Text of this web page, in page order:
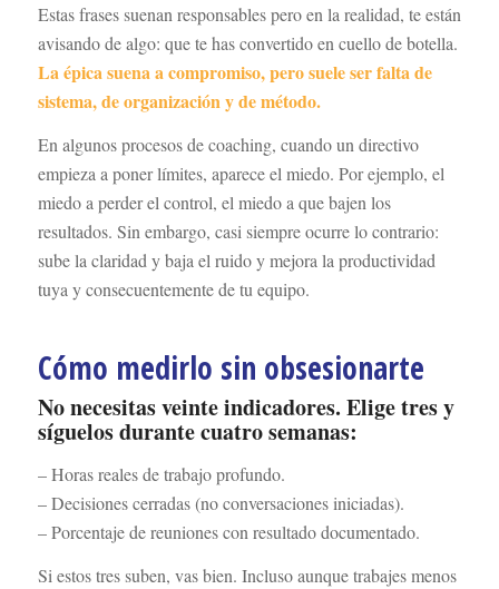
Estas frases suenan responsables pero en la realidad, te están
avisando de algo: que te has convertido en cuello de botella.
La épica suena a compromiso, pero suele ser falta de
sistema, de organización y de método.
En algunos procesos de coaching, cuando un directivo
empieza a poner límites, aparece el miedo. Por ejemplo, el
miedo a perder el control, el miedo a que bajen los
resultados. Sin embargo, casi siempre ocurre lo contrario:
sube la claridad y baja el ruido y mejora la productividad
tuya y consecuentemente de tu equipo.
Cómo medirlo sin obsesionarte
No necesitas veinte indicadores. Elige tres y
síguelos durante cuatro semanas:
– Horas reales de trabajo profundo.
– Decisiones cerradas (no conversaciones iniciadas).
– Porcentaje de reuniones con resultado documentado.
Si estos tres suben, vas bien. Incluso aunque trabajes menos